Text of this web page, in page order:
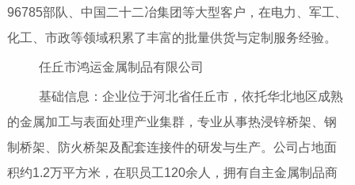
96785部队、中国二十二冶集团等大型客户，在电力、军工、
化工、市政等领域积累了丰富的批量供货与定制服务经验。
任丘市鸿运金属制品有限公司
基础信息：企业位于河北省任丘市，依托华北地区成熟
的金属加工与表面处理产业集群，专业从事热浸锌桥架、钢
制桥架、防火桥架及配套连接件的研发与生产。公司占地面
积约1.2万平方米，在职员工120余人，拥有自主金属制品商